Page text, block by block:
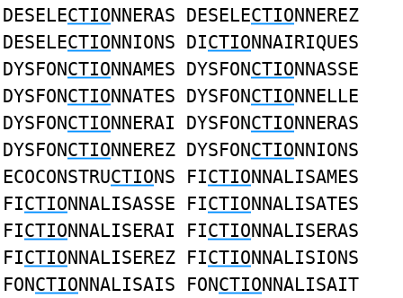
DESELECTIONNERAS DESELECTIONNEREZ
DESELECTIONNIONS DICTIONNAIRIQUES
DYSFONCTIONNAMES DYSFONCTIONNASSE
DYSFONCTIONNATES DYSFONCTIONNELLE
DYSFONCTIONNERAI DYSFONCTIONNERAS
DYSFONCTIONNEREZ DYSFONCTIONNIONS
ECOCONSTRUCTIONS FICTIONNALISAMES
FICTIONNALISASSE FICTIONNALISATES
FICTIONNALISERAI FICTIONNALISERAS
FICTIONNALISEREZ FICTIONNALISIONS
FONCTIONNALISAIS FONCTIONNALISAIT